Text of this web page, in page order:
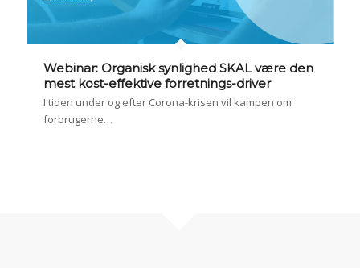
Webinar: Organisk synlighed SKAL være den
mest kost-effektive forretnings-driver
I tiden under og efter Corona-krisen vil kampen om
forbrugerne…